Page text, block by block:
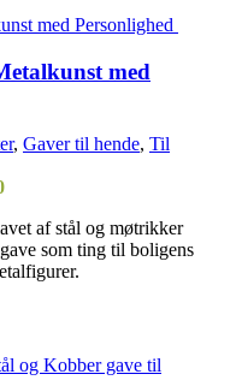
med
, Gaver til hende, Til
af stål og møtrikker
som ting til boligens